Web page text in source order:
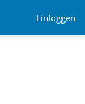
Einloggen